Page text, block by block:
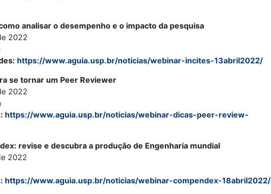
analisar o desempenho e o impacto da pesquisa
2022
https://www.aguia.usp.br/noticias/webinar-incites-13abril2022/
se tornar um Peer Reviewer
2022
https://www.aguia.usp.br/noticias/webinar-dicas-peer-review-
revise e descubra a produção de Engenharia mundial
2022
https://www.aguia.usp.br/noticias/webinar-compendex-18abril2022/